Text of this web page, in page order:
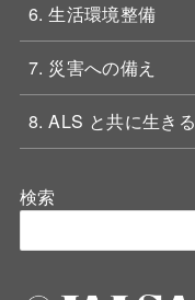
6. 生活環境整備
7. 災害への備え
8. ALS と共に生きる
検索